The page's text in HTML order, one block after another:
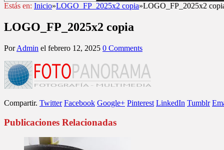
Estás en: Inicio»LOGO_FP_2025x2 copia»LOGO_FP_2025x2
LOGO_FP_2025x2 copia
PorAdmin el febrero 12, 2025 0 Comments
Compartir. Twitter Facebook Google+ Pinterest LinkedIn Tumblr
Publicaciones Relacionadas